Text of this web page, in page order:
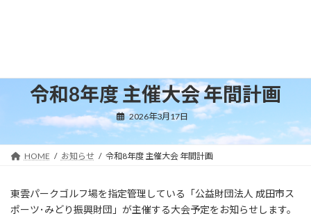
へ
ョ
令和8年度 主催大会 年間計画
2026年3月17日
HOME お知らせ 令和8年度 主催大会 年間計画
東雲パークゴルフ場を指定管理している「公益財団法人 成田市ス
ポーツ･みどり振興財団」が主催する大会予定をお知らせします。